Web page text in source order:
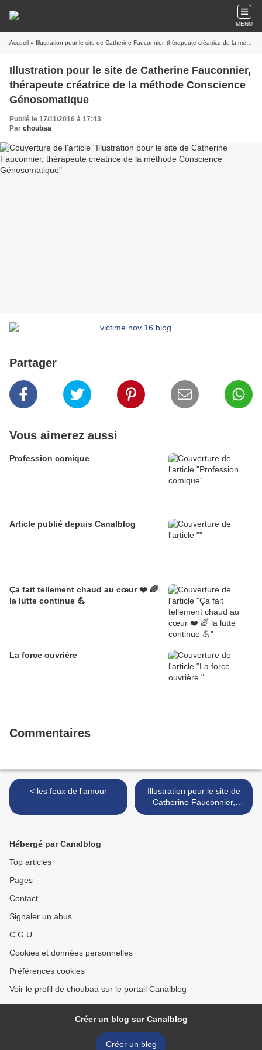
MENU
Accueil » Illustration pour le site de Catherine Fauconnier, thérapeute créatrice de la méthode Conscience Génosomatique
Illustration pour le site de Catherine Fauconnier,
thérapeute créatrice de la méthode Conscience
Génosomatique
Publié le 17/11/2016 à 17:43
Par choubaa
Partager
Vous aimerez aussi
Profession comique
Article publié depuis Canalblog
Ça fait tellement chaud au cœur ❤️ 🌈
la lutte continue 💪
La force ouvrière
Commentaires
< les feux de l'amour
Illustration pour le site de
Catherine Fauconnier,
thérapeute créatrice de la
Hébergé par Canalblog
Top articles
Pages
Contact
Signaler un abus
C.G.U.
Cookies et données personnelles
Préférences cookies
Voir le profil de choubaa sur le portail Canalblog
Créer un blog sur Canalblog
Créer un blog